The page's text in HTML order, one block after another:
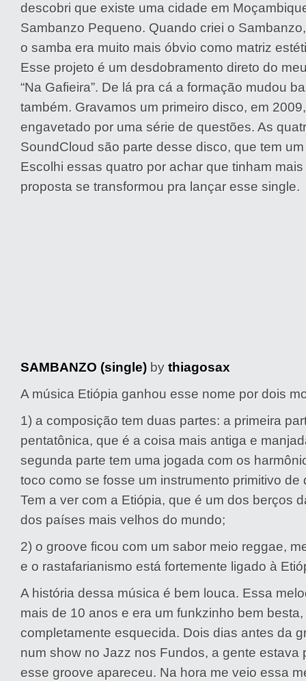
descobri que existe uma cidade em
Sambanzo Pequeno. Quando criei o
o samba era muito mais óbvio como matriz
Esse projeto é um desdobramento direto do
“Na Gafieira”. De lá pra cá a formação mudou
também. Gravamos um primeiro disco, em
engavetado por uma série de questões. As
SoundCloud são parte desse disco, que tem
Escolhi essas quatro por achar que tinham
proposta se transformou pra lançar esse single.
SAMBANZO (single) by thiagosax
A música Etiópia ganhou esse nome por dois
1) a composição tem duas partes: a primeira
pentatônica, que é a coisa mais antiga e
segunda parte tem uma jogada com os
toco como se fosse um instrumento primitivo de
Tem a ver com a Etiópia, que é um dos berços
dos países mais velhos do mundo;
2) o groove ficou com um sabor meio reggae,
e o rastafarianismo está fortemente ligado à
A história dessa música é bem louca. Essa
mais de 10 anos e era um funkzinho bem
completamente esquecida. Dois dias antes da
num show no Jazz nos Fundos, a gente estava
esse groove apareceu. Na hora me veio essa